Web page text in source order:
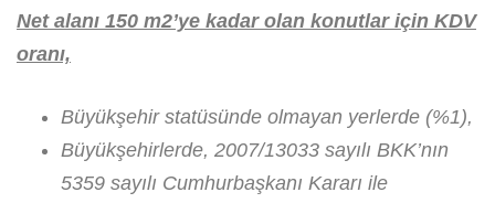
Net alanı 150 m2’ye kadar olan konutlar için KDV
oranı,
Büyükşehir statüsünde olmayan yerlerde (%1),
Büyükşehirlerde, 2007/13033 sayılı BKK’nın
5359 sayılı Cumhurbaşkanı Kararı ile